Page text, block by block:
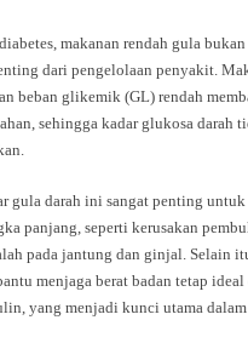
makanan rendah gula
dari pengelolaan penyakit.
beban glikemik (GL) rendah
sehingga kadar glukosa darah
gula darah ini sangat penting untuk
panjang, seperti kerusakan
pada jantung dan ginjal. Selain
menjaga berat badan tetap
yang menjadi kunci utama